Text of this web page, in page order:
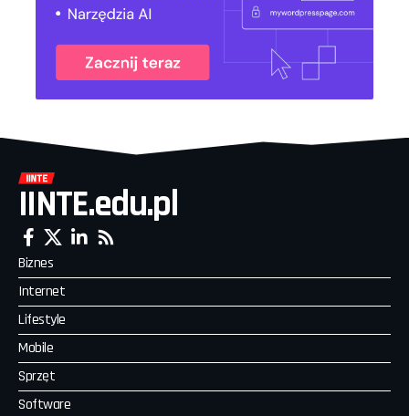
IINTE.edu.pl
Biznes
Internet
Lifestyle
Mobile
Sprzęt
Software